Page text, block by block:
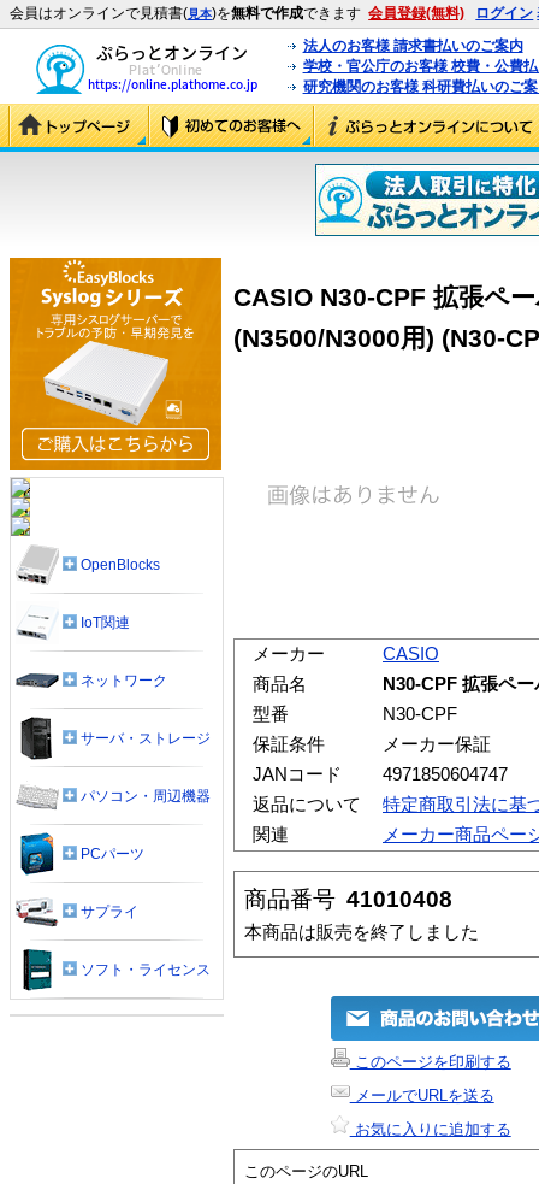
会員はオンラインで見積書(見本)を無料で作成できます 会員登録(無料) ログイン
法人のお客様 請求書払いのご案内
学校・官公庁のお客様 校費・公費
研究機関のお客様 科研費払いのご
CASIO N30-CPF 拡張ペ
(N3500/N3000用) (N30-
メーカー
CASIO
商品名
N30-CPF 拡張ペ
型番
N30-CPF
保証条件
メーカー保証
JANコード
4971850604747
返品について
特定商取引法に基
関連
メーカー商品ペー
商品番号 41010408
本商品は販売を終了しました
このページを印刷する
メールでURLを送る
お気に入りに追加する
このページのURL
OpenBlocks
IoT関連
ネットワーク
サーバ・ストレージ
パソコン・周辺機器
PCパーツ
サプライ
ソフト・ライセンス